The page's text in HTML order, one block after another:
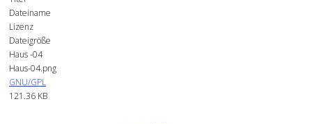
Dateiname
Lizenz
Dateigröße
Haus -04
Haus-04.png
GNU/GPL
121.36 KB